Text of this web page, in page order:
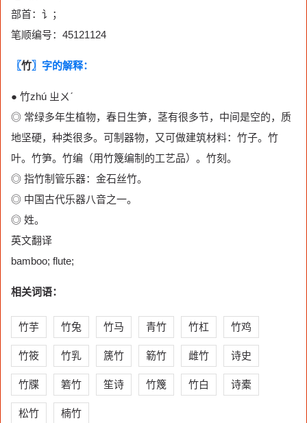
部首：讠；
笔顺编号：45121124
〖竹〗字的解释：
● 竹zhú ㄓㄨˊ
◎ 常绿多年生植物，春日生笋，茎有很多节，中间是空的，质
地坚硬，种类很多。可制器物，又可做建筑材料：竹子。竹
叶。竹笋。竹编（用竹篾编制的工艺品）。竹刻。
◎ 指竹制管乐器：金石丝竹。
◎ 中国古代乐器八音之一。
◎ 姓。
英文翻译
bamboo; flute;
相关词语：
竹芋 竹兔 竹马 青竹 竹杠 竹鸡
竹筱 竹乳 篪竹 簕竹 雌竹 诗史
竹牒 箬竹 笙诗 竹篾 竹白 诗橐
松竹 楠竹